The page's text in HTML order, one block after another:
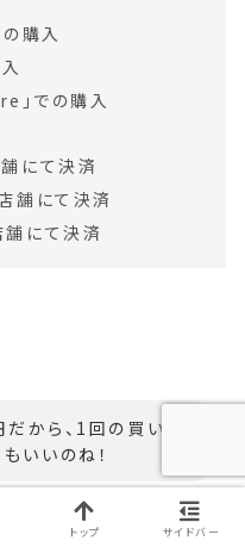
購入
での購入
にて決済
舗にて決済
舗にて決済
から、1回の買い物
いいのね！
トップ サイドバー